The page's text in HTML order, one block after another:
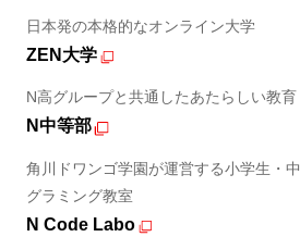
日本発の本格的なオンライン大学
ZEN大学
N高グループと共通したあたらしい教育
N中等部
角川ドワンゴ学園が運営する小学生・
グラミング教室
N Code Labo